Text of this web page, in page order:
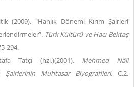
(2009). "Hanlık Dönemi Kırım Şairleri
Türk Kültürü ve Hacı Bektaş
294.
Tatçı (hzl.)(2001). Mehmed Nâil
Şairlerinin Muhtasar Biyografileri. C.2.